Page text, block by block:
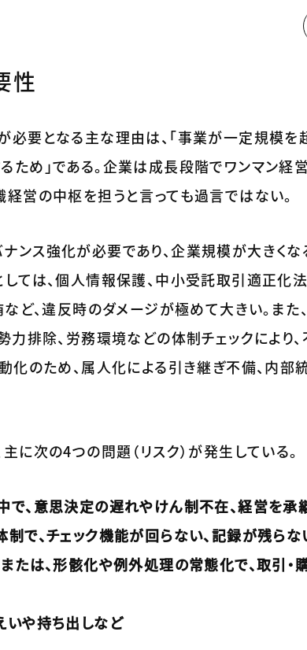
性
要となる主な理由は、「事業が一定規模を
ため」である。企業は成長段階でワンマン経
営の中枢を担うと言っても過言ではない。
ンス強化が必要であり、企業規模が大きく
ては、個人情報保護、中小受託取引適正化
など、違反時のダメージが極めて大きい。ま
力排除、労務環境などの体制チェックにより
化のため、属人化による引き継ぎ不備、内部
に次の4つの問題（リスク）が発生している。
、意思決定の遅れやけん制不在、経営を承
で、チェック機能が回らない、記録が残らな
は、形骸化や例外処理の常態化で、取引・
や持ち出しなど